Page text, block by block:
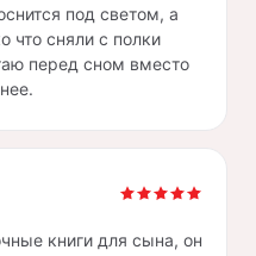
под светом, а
что сняли с полки
перед сном вместо
книги для сына, он